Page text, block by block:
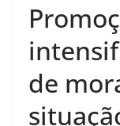
de